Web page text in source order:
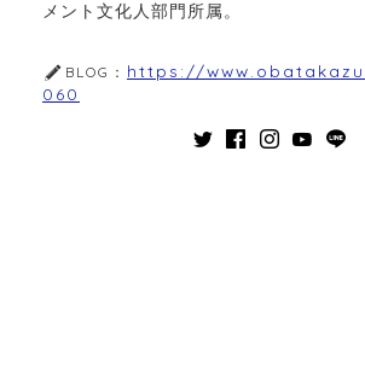
メント文化人部門所属。
BLOG： https://
060